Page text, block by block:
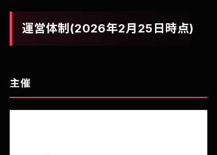
運営体制(2026年2月25日時点)
主催